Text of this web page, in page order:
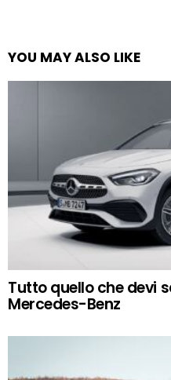
YOU MAY ALSO LIKE
Tutto quello che devi
Mercedes-Benz